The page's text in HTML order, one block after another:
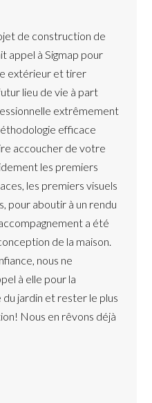
de construction de
appel à Sigmap pour
extérieur et tirer
lieu de vie à part
extrêmement
efficace
accoucher de votre
les premiers
les premiers visuels
pour aboutir à un rendu
a été
de la maison.
nous ne
à elle pour la
jardin et rester le plus
Nous en rêvons déjà